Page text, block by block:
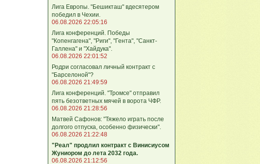
Лига Европы. "Бешикташ" вдесятером
победил в Чехии.
06.08.2026 22:05:16
Лига конференций. Победы
"Копенгагена", "Риги", "Гента", "Санкт-
Галлена" и "Хайдука".
06.08.2026 22:01:52
Родри согласовал личный контракт с
"Барселоной"?
06.08.2026 21:49:59
Лига конференций. "Тромсе" отправил
пять безответных мячей в ворота ЧФР.
06.08.2026 21:28:56
Матвей Сафонов: "Тяжело играть после
долгого отпуска, особенно физически".
06.08.2026 21:22:48
"Реал" продлил контракт с Винисиусом
Жуниором до лета 2032 года.
06.08.2026 21:12:56